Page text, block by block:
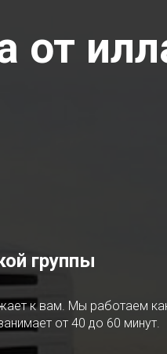
от
группы
к вам. Мы работаем
от 40 до 60 минут.